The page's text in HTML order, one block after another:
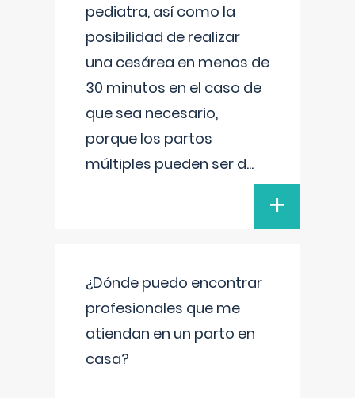
pediatra, así como la
posibilidad de realizar
una cesárea en menos de
30 minutos en el caso de
que sea necesario,
porque los partos
múltiples pueden ser d...
+
¿Dónde puedo encontrar
profesionales que me
atiendan en un parto en
casa?